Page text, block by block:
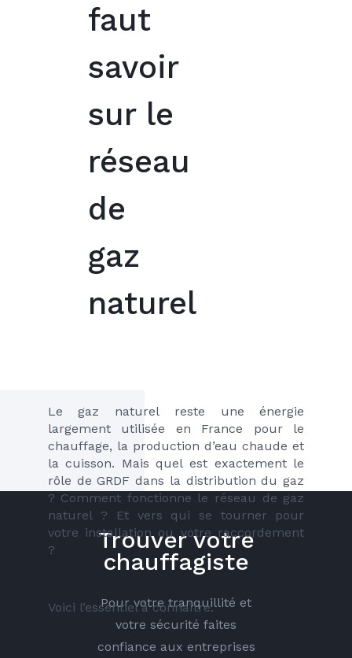
faut
savoir
sur le
réseau
de
gaz
naturel
Le gaz naturel reste une énergie
largement utilisée en France pour le
chauffage, la production d’eau chaude et
la cuisson. Mais quel est exactement le
rôle de GRDF dans la distribution du gaz
? Comment fonctionne le réseau de gaz
naturel ? Et vers qui se tourner pour
votre installation ou votre raccordement
?
Voici l’essentiel à connaître.
Trouver votre
chauffagiste
Pour votre tranquillité et
votre sécurité faites
confiance aux entreprises